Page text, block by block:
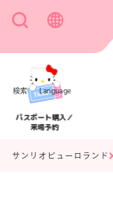
検索 Language
パスポート購入／
来場予約
サンリオピューロランド